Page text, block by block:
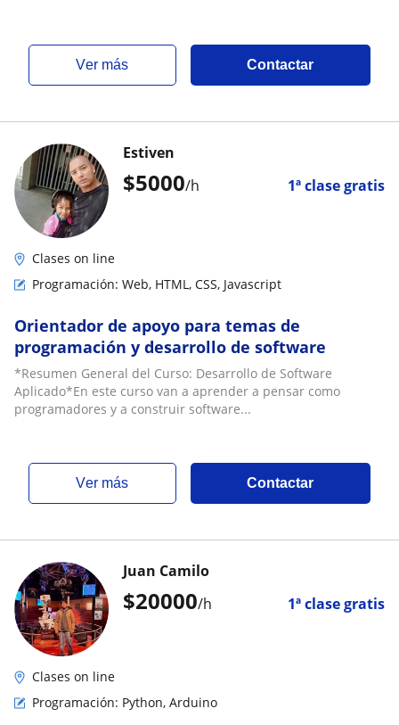
ver más Contactar
$5000/h 1ª clase gratis
Estiven
Clases on line
Programación: Web, HTML, CSS, Javascript
Orientador de apoyo para temas de
programación y desarrollo de software
*Resumen General del Curso: Desarrollo de Software
Aplicado*En este curso van a aprender a pensar como
programadores y a construir software...
ver más Contactar
$20000/h 1ª clase gratis
Juan Camilo
Clases on line
Programación: Python, Arduino